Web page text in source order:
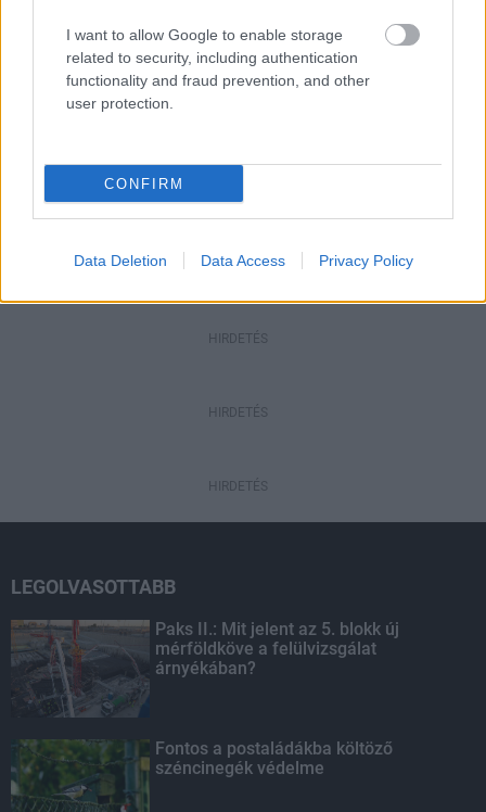
I want to allow Google to enable storage
related to security, including authentication
functionality and fraud prevention, and other
user protection.
CONFIRM
Data Deletion Data Access Privacy Policy
Aktuális
Paks II.: Mit jelent az 5. blokk új
mérföldköve a felülvizsgálat
árnyékában?
Helyi hírek
Amire többmillióan vártunk: szombattól
másodfokúra csökken a riasztás
HIRDETÉS
HIRDETÉS
HIRDETÉS
LEGOLVASOTTABB
Paks II.: Mit jelent az 5. blokk új
mérföldköve a felülvizsgálat
árnyékában?
Fontos a postaládákba költöző
széncinegék védelme